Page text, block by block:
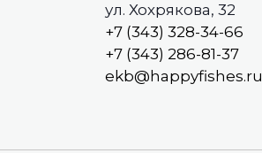
ул. Хохрякова, 32
+7 (343) 328-34-66
+7 (343) 286-81-37
ekb@happyfishes.ru